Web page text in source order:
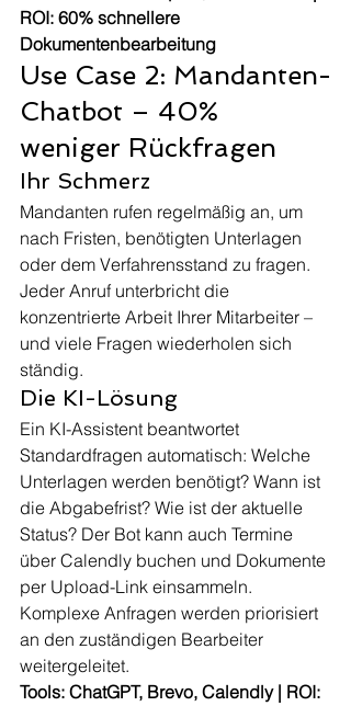
ROI: 60% schnellere
Dokumentenbearbeitung
Use Case 2: Mandanten-
Chatbot – 40%
weniger Rückfragen
Ihr Schmerz
Mandanten rufen regelmäßig an, um
nach Fristen, benötigten Unterlagen
oder dem Verfahrensstand zu fragen.
Jeder Anruf unterbricht die
konzentrierte Arbeit Ihrer Mitarbeiter –
und viele Fragen wiederholen sich
ständig.
Die KI-Lösung
Ein KI-Assistent beantwortet
Standardfragen automatisch: Welche
Unterlagen werden benötigt? Wann ist
die Abgabefrist? Wie ist der aktuelle
Status? Der Bot kann auch Termine
über Calendly buchen und Dokumente
per Upload-Link einsammeln.
Komplexe Anfragen werden priorisiert
an den zuständigen Bearbeiter
weitergeleitet.
Tools: ChatGPT, Brevo, Calendly | ROI: